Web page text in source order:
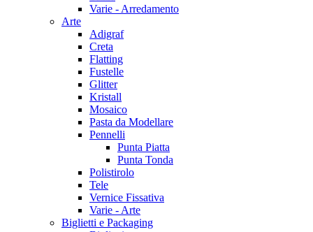
Varie - Arredamento
Arte
Adigraf
Creta
Flatting
Fustelle
Glitter
Kristall
Mosaico
Pasta da Modellare
Pennelli
Punta Piatta
Punta Tonda
Polistirolo
Tele
Vernice Fissativa
Varie - Arte
Biglietti e Packaging